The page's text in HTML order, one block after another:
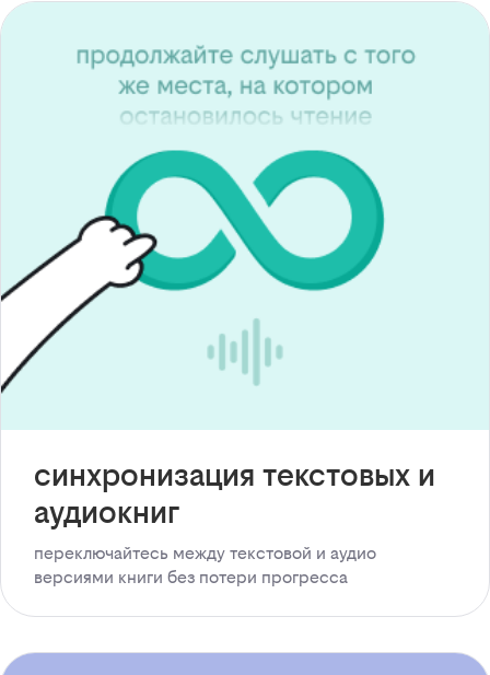
синхронизация текстовых и
аудиокниг
переключайтесь между текстовой и аудио
версиями книги без потери прогресса